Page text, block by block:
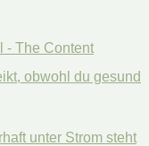
- The Content
obwohl du gesund
unter Strom steht